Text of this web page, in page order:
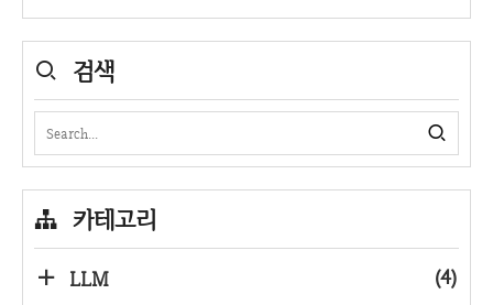
검색
카테고리
LLM (4)